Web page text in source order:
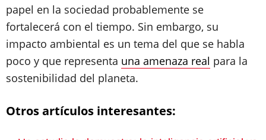
papel en la sociedad probablemente se
fortalecerá con el tiempo. Sin embargo, su
impacto ambiental es un tema del que se habla
poco y que representa una amenaza real para la
sostenibilidad del planeta.
Otros artículos interesantes: